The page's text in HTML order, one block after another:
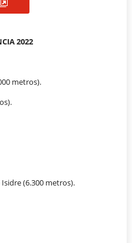
2022
metros).
(6.300 metros).